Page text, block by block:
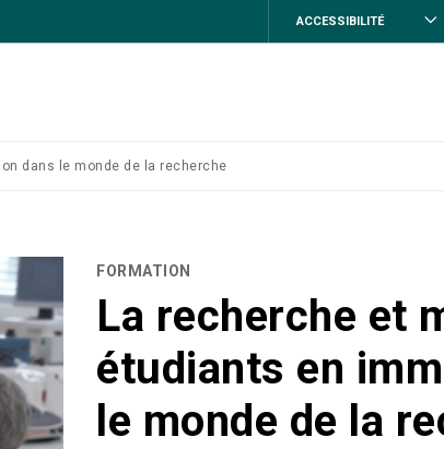
ACCESSIBILITÉ
dans le monde de la recherche
FORMATION
La recherche et
étudiants en
le monde de la